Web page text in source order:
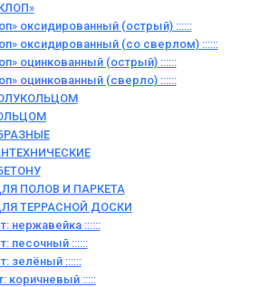
оксидированный (острый) ::::::
оксидированный (со сверлом) ::::::
оцинкованный (острый) ::::::
оцинкованный (сверло) ::::::
ПОЛОВ И ПАРКЕТА
ТЕРРАСНОЙ ДОСКИ
нержавейка ::::::
песочный ::::::
зелёный ::::::
коричневый :::::